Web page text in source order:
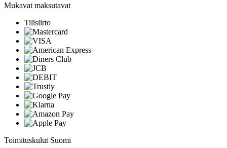
Mukavat maksutavat
Tilisiirto
Toimituskulut Suomi